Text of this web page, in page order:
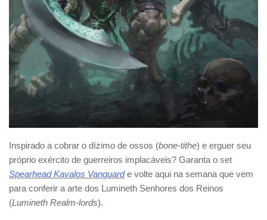
Inspirado a cobrar o dízimo de ossos (bone-tithe) e erguer seu
próprio exército de guerreiros implacáveis? Garanta o set
Spearhead Kavalos Vanguarde volte aqui na semana que vem
para conferir a arte dos Lumineth Senhores dos Reinos
(Lumineth Realm-lords).